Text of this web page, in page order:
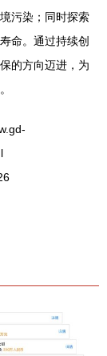
污染；同时探索
命。通过持续创
的方向迈进，为